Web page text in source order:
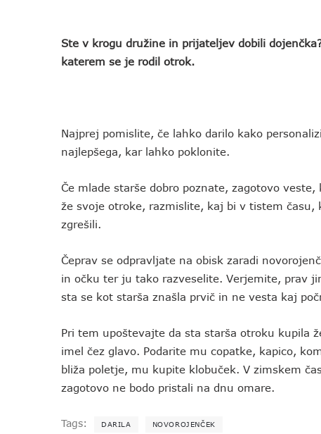
Ste v krogu družine in prijateljev dobili
katerem se je rodil otrok.
Najprej pomislite, če lahko darilo kako
najlepšega, kar lahko poklonite.
Če mlade starše dobro poznate, zagotovo
že svoje otroke, razmislite, kaj bi v tistem
zgrešili.
Čeprav se odpravljate na obisk zaradi
in očku ter ju tako razveselite. Verjemite, prav
sta se kot starša znašla prvič in ne vesta kaj
Pri tem upoštevajte da sta starša otroku kupila
imel čez glavo. Podarite mu copatke, kapico,
bliža poletje, mu kupite klobuček. V zimskem
zagotovo ne bodo pristali na dnu omare.
Tags: DARILA NOVOROJENČEK